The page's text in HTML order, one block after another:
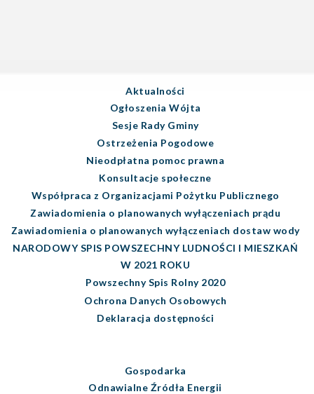
Aktualności
Ogłoszenia Wójta
Sesje Rady Gminy
Ostrzeżenia Pogodowe
Nieodpłatna pomoc prawna
Konsultacje społeczne
Współpraca z Organizacjami Pożytku Publicznego
Zawiadomienia o planowanych wyłączeniach prądu
Zawiadomienia o planowanych wyłączeniach dostaw wody
NARODOWY SPIS POWSZECHNY LUDNOŚCI I MIESZKAŃ
W 2021 ROKU
Powszechny Spis Rolny 2020
Ochrona Danych Osobowych
Deklaracja dostępności
Gospodarka
Odnawialne Źródła Energii